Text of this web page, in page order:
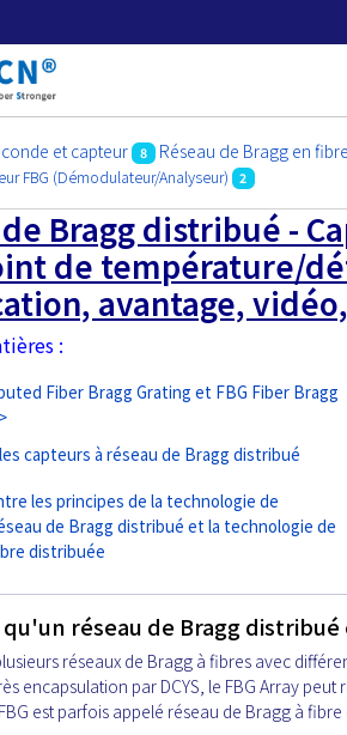
et capteur 8 Réseau de Bragg en
FBG (Démodulateur/Analyseur) 2
Bragg distribué -
de température/
avantage,
:
Fiber Bragg Grating et FBG Fiber Bragg
capteurs à réseau de Bragg distribué
les principes de la technologie de
de Bragg distribué et la technologie de
distribuée
qu'un réseau de Bragg
réseaux de Bragg à fibres avec
encapsulation par DCYS, le FBG Array
est parfois appelé réseau de Bragg à fibre